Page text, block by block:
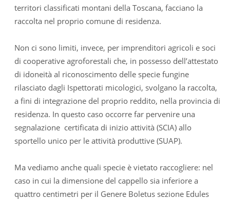
territori classificati montani della Toscana, facciano la
raccolta nel proprio comune di residenza.
Non ci sono limiti, invece, per imprenditori agricoli e soci
di cooperative agroforestali che, in possesso dell’attestato
di idoneità al riconoscimento delle specie fungine
rilasciato dagli Ispettorati micologici, svolgano la raccolta,
a fini di integrazione del proprio reddito, nella provincia di
residenza. In questo caso occorre far pervenire una
segnalazione certificata di inizio attività (SCIA) allo
sportello unico per le attività produttive (SUAP).
Ma vediamo anche quali specie è vietato raccogliere: nel
caso in cui la dimensione del cappello sia inferiore a
quattro centimetri per il Genere Boletus sezione Edules